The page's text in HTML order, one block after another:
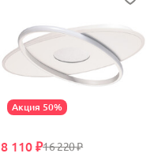
Акция 50%
16 220 ₽
8 110 ₽